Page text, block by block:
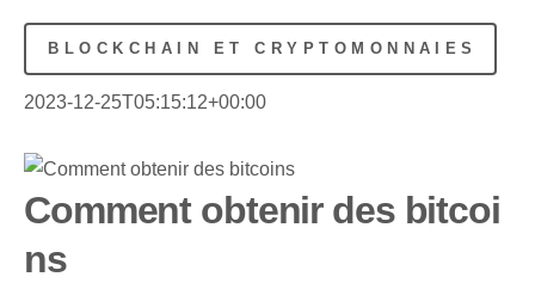
BLOCKCHAIN ET CRYPTOMONNAIES
2023-12-25T05:15:12+00:00
Comment obtenir des bitcoi
ns